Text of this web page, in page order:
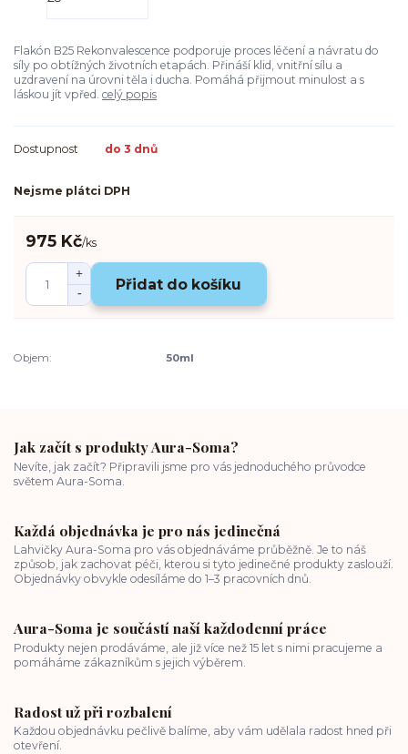
Flakón B25 Rekonvalescence podporuje proces léčení a návratu do
síly po obtížných životních etapách. Přináší klid, vnitřní sílu a
uzdravení na úrovni těla i ducha. Pomáhá přijmout minulost a s
láskou jít vpřed. celý popis
Dostupnost do 3 dnů
Nejsme plátci DPH
975 Kč/ks
Přidat do košíku
Objem: 50ml
Jak začít s produkty Aura-Soma?
Nevíte, jak začít? Připravili jsme pro vás jednoduchého průvodce
světem Aura-Soma.
Každá objednávka je pro nás jedinečná
Lahvičky Aura-Soma pro vás objednáváme průběžně. Je to náš
způsob, jak zachovat péči, kterou si tyto jedinečné produkty zaslouží.
Objednávky obvykle odesíláme do 1–3 pracovních dnů.
Aura-Soma je součástí naší každodenní práce
Produkty nejen prodáváme, ale již více než 15 let s nimi pracujeme a
pomáháme zákazníkům s jejich výběrem.
Radost už při rozbalení
Každou objednávku pečlivě balíme, aby vám udělala radost hned při
otevření.